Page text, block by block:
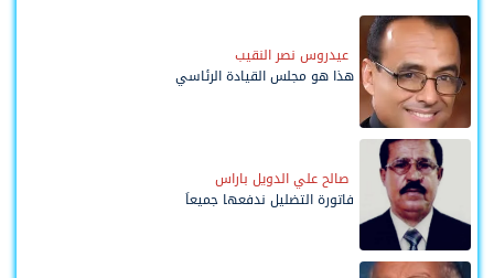
عيدروس نصر النقيب
هذا هو مجلس القيادة الرئاسي
صالح علي الدويل باراس
فاتورة التضليل ندفعها جميعاً